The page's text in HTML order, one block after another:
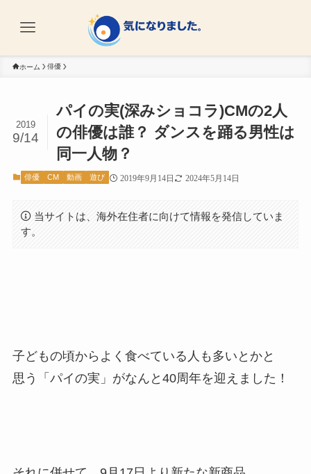
ホーム 俳優
パイの実(深みショコラ)CMの2人
の俳優は誰？ ダンスを踊る男性は
同一人物？
2019
9/14
俳優 CM 動画 遊び 2019年9月14日 2024年5月14日
当サイトは、海外在住者に向けて情報を発信していま
す。
子どもの頃からよく食べている人も多いとかと
思う「パイの実」がなんと40周年を迎えました！